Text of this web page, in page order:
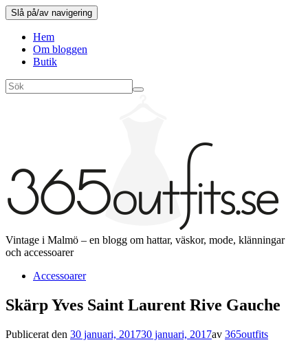
Slå på/av navigering
Hem
Om bloggen
Butik
Vintage i Malmö – en blogg om hattar, väskor, mode, klänningar
och accessoarer
Accessoarer
Skärp Yves Saint Laurent Rive Gauche
Publicerat den 30 januari, 201730 januari, 2017av 365outfits